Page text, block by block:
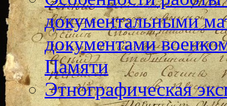
документальными
документами
Памяти
Этнографическая